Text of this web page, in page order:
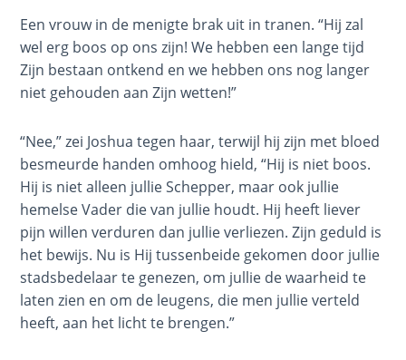
of the
Ages -
Book 3
Prophet
of
Mercy -
Book 1
Hosea:
Prophet
of
Mercy -
Book 2
Een vrouw in de menigte brak uit in tranen. “Hij zal
wel erg boos op ons zijn! We hebben een lange tijd
Zijn bestaan ontkend en we hebben ons nog langer
niet gehouden aan Zijn wetten!”
“Nee,” zei Joshua tegen haar, terwijl hij zijn met bloed
besmeurde handen omhoog hield, “Hij is niet boos.
Hij is niet alleen jullie Schepper, maar ook jullie
hemelse Vader die van jullie houdt. Hij heeft liever
pijn willen verduren dan jullie verliezen. Zijn geduld is
het bewijs. Nu is Hij tussenbeide gekomen door jullie
stadsbedelaar te genezen, om jullie de waarheid te
laten zien en om de leugens, die men jullie verteld
heeft, aan het licht te brengen.”